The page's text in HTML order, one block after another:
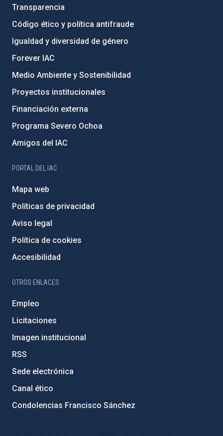
Transparencia
Código ético y política antifraude
Igualdad y diversidad de género
Forever IAC
Medio Ambiente y Sostenibilidad
Proyectos institucionales
Financiación externa
Programa Severo Ochoa
Amigos del IAC
PORTAL DEL IAC
Mapa web
Políticas de privacidad
Aviso legal
Política de cookies
Accesibilidad
OTROS ENLACES
Empleo
Licitaciones
Imagen institucional
RSS
Sede electrónica
Canal ético
Condolencias Francisco Sánchez